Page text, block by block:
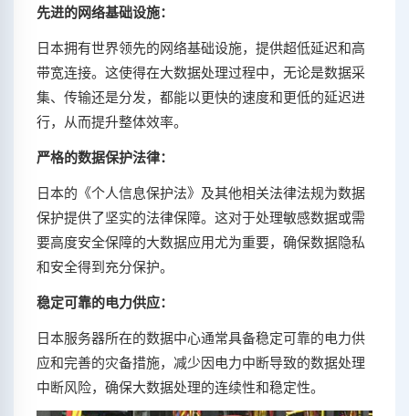
先进的网络基础设施：
日本拥有世界领先的网络基础设施，提供超低延迟和高
带宽连接。这使得在大数据处理过程中，无论是数据采
集、传输还是分发，都能以更快的速度和更低的延迟进
行，从而提升整体效率。
严格的数据保护法律：
日本的《个人信息保护法》及其他相关法律法规为数据
保护提供了坚实的法律保障。这对于处理敏感数据或需
要高度安全保障的大数据应用尤为重要，确保数据隐私
和安全得到充分保护。
稳定可靠的电力供应：
日本服务器所在的数据中心通常具备稳定可靠的电力供
应和完善的灾备措施，减少因电力中断导致的数据处理
中断风险，确保大数据处理的连续性和稳定性。